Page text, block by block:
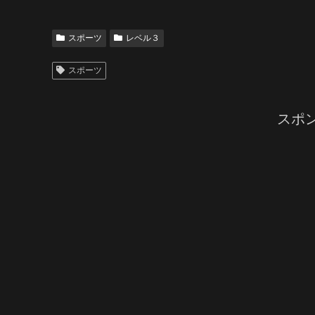
スポーツ レベル３
スポーツ
スポ